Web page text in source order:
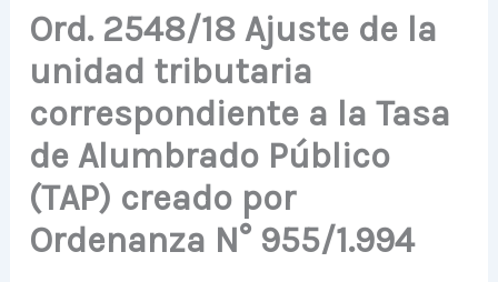
Ord. 2548/18 Ajuste de la
unidad tributaria
correspondiente a la Tasa
de Alumbrado Público
(TAP) creado por
Ordenanza N° 955/1.994